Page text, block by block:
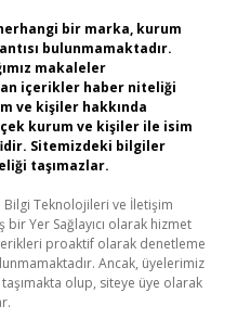
bir marka, kurum
bulunmamaktadır.
makaleler
içerikler haber niteliği
ve kişiler hakkında
kurum ve kişiler ile isim
Sitemizdeki bilgiler
taşımazlar.
Bilgi Teknolojileri ve İletişim
bir Yer Sağlayıcı olarak hizmet
proaktif olarak denetleme
Ancak, üyelerimiz
olup, siteye üye olarak